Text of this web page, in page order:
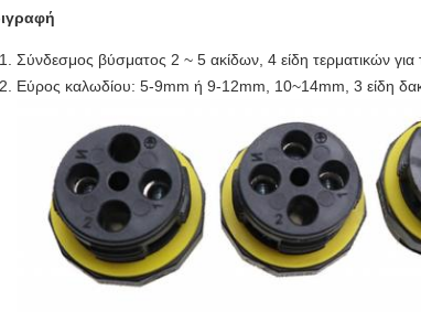
Σύνδεσμος βύσματος 2 ~ 5 ακίδων, 4 είδη τερματικών για
Εύρος καλωδίου: 5-9mm ή 9-12mm, 10~14mm, 3 είδη